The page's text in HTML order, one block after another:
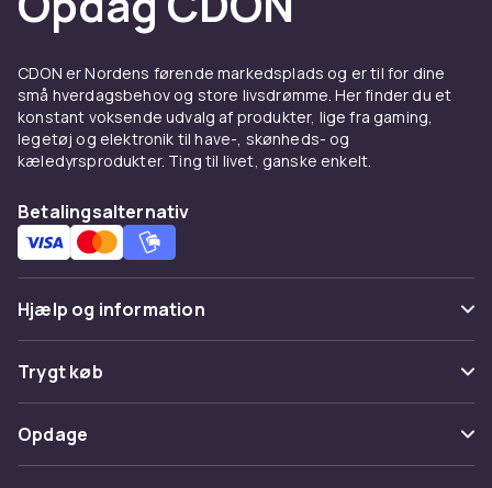
CDON er Nordens førende markedsplads og er til for dine
små hverdagsbehov og store livsdrømme. Her finder du et
konstant voksende udvalg af produkter, lige fra gaming,
legetøj og elektronik til have-, skønheds- og
kæledyrsprodukter. Ting til livet, ganske enkelt.
Betalingsalternativ
Hjælp og information
Ofte stillede spørgsmål
Spor pakke
Fortryd & returner her
Trygt køb
Betaling
Levering
Opdage